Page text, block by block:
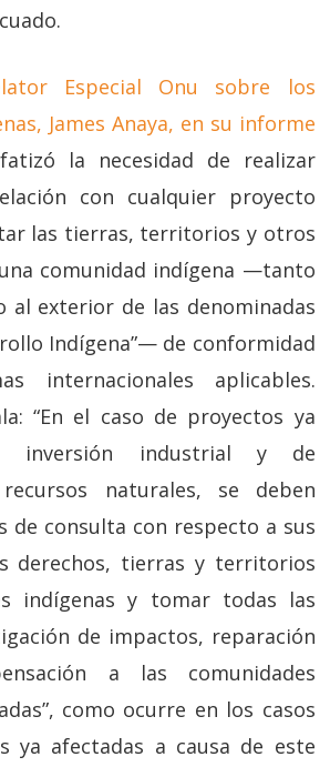
Especial Onu sobre los
James Anaya, en su informe
la necesidad de realizar
con cualquier proyecto
las tierras, territorios y otros
comunidad indígena —tanto
al exterior de las denominadas
Indígena”— de conformidad
internacionales aplicables.
“En el caso de proyectos ya
inversión industrial y de
naturales, se deben
de consulta con respecto a sus
derechos, tierras y territorios
indígenas y tomar todas las
de impactos, reparación
a las comunidades
como ocurre en los casos
ya afectadas a causa de este